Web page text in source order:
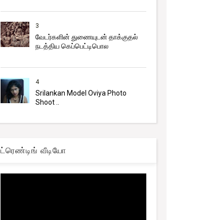
Trending
2026 உயர்தரப் பரீட்சைக்கான விண்ணப்பம்
3
வேடர்களின் துணையுடன் தாக்குதல்
நடத்திய கெப்பெட்டிபொல
4
Srilankan Model Oviya Photo
Shoot ..
ட்ரெண்டிங் வீடியோ